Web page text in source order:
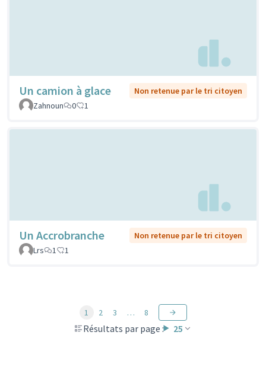
Un camion à glace
Non retenue par le tri citoyen
Zahnoun
0 1
Un Accrobranche
Non retenue par le tri citoyen
Lrs
1 1
Résultats par page : 25
1 2 3 … 8